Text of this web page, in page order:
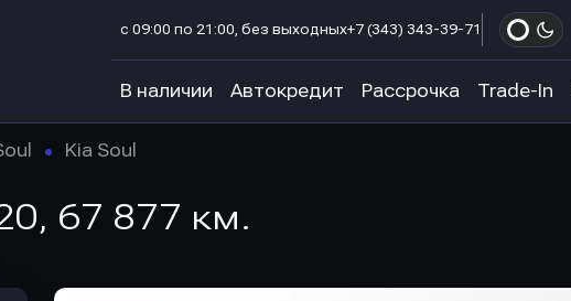
с 09:00 по 21:00, без выходных+7 (343) 343-39-71
В наличии Автокредит Рассрочка Trade-In
Kia Soul
67 877 км.